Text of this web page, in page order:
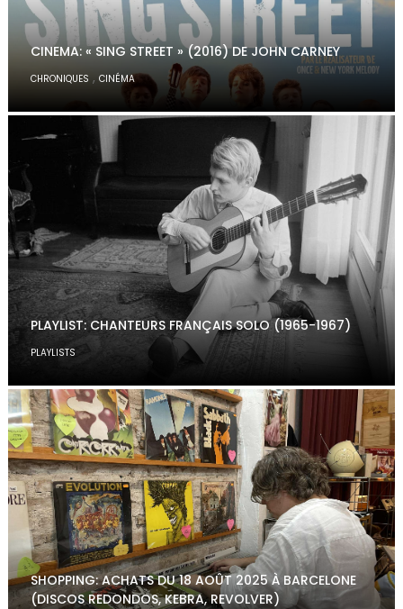
CINEMA: « SING STREET » (2016) DE JOHN CARNEY
CHRONIQUES ,CINÉMA
PLAYLIST: CHANTEURS FRANÇAIS SOLO (1965-1967)
PLAYLISTS
SHOPPING: ACHATS DU 18 AOÛT 2025 À BARCELONE
(DISCOS REDONDOS, KEBRA, REVOLVER)